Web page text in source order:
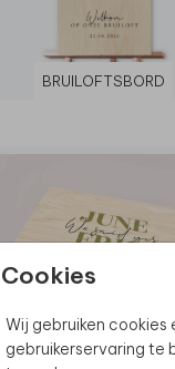
Cookies
Wij gebruiken cookies
gebruikerservaring te
BRUILOFTSBORD
MEMORYBOX